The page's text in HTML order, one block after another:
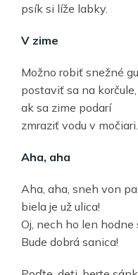
psík si líže labky.
V zime
Možno robiť snežné
postaviť sa na korčule,
ak sa zime podarí
zmraziť vodu v močiari.
Aha, aha
Aha, aha, sneh von
biela je už ulica!
Oj, nech ho len hodne
Bude dobrá sanica!